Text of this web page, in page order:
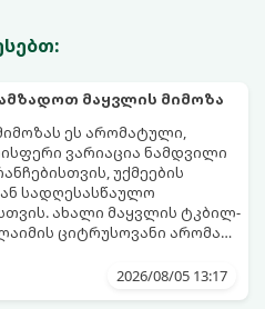
მაყვლის მიმოზა
ეს არომატული,
ვარიაცია ნამდვილი
უქმეების
სადღესასწაულო
ახალი მაყვლის ტკბილ-
ციტრუსოვანი არომატი
და მაგრილებელ
მინიმალური2026/08/05 13:17